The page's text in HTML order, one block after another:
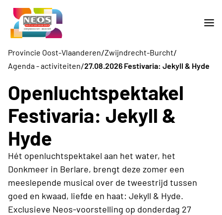
Provincie Oost-Vlaanderen/Zwijndrecht-Burcht/
Agenda - activiteiten/27.08.2026 Festivaria: Jekyll & Hyde
Openluchtspektakel
Festivaria: Jekyll &
Hyde
Hét openluchtspektakel aan het water, het
Donkmeer in Berlare, brengt deze zomer een
meeslepende musical over de tweestrijd tussen
goed en kwaad, liefde en haat: Jekyll & Hyde.
Exclusieve Neos-voorstelling op donderdag 27